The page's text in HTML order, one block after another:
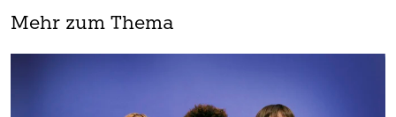
Mehr zum Thema